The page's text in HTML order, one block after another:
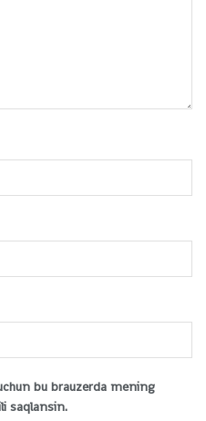
bu brauzerda mening
saqlansin.